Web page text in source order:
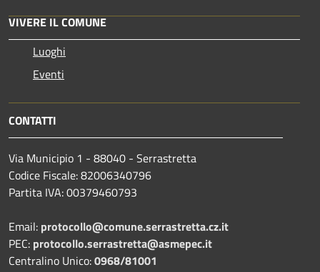
VIVERE IL COMUNE
Luoghi
Eventi
CONTATTI
Via Municipio 1 - 88040 - Serrastretta
Codice Fiscale: 82006340796
Partita IVA: 00379460793
Email: protocollo@comune.serrastretta.cz.it
PEC: protocollo.serrastretta@asmepec.it
Centralino Unico:0968/81001